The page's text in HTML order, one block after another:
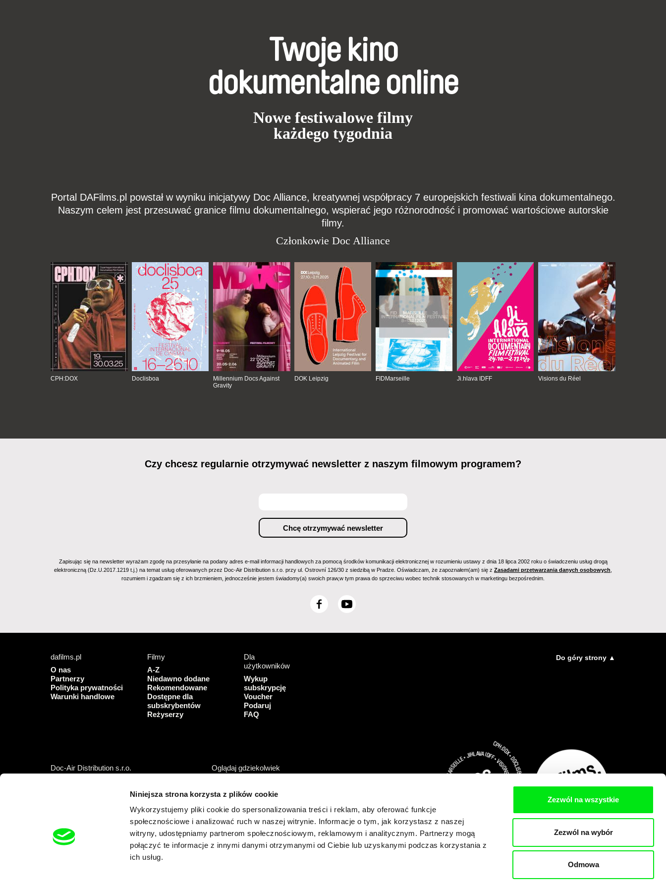
Niniejsza strona korzysta z plików cookie
Wykorzystujemy pliki cookie do spersonalizowania treści i reklam, aby oferować funkcje
społecznościowe i analizować ruch w naszej witrynie. Informacje o tym, jak korzystasz z naszej
witryny, udostępniamy partnerom społecznościowym, reklamowym i analitycznym. Partnerzy mogą
połączyć te informacje z innymi danymi otrzymanymi od Ciebie lub uzyskanymi podczas korzystania z
ich usług.
Zezwól na wszystkie
Zezwól na wybór
Odmowa
Twoje kino
dokumentalne online
Nowe festiwalowe filmy
każdego tygodnia
Portal DAFilms.pl powstał w wyniku inicjatywy Doc Alliance, kreatywnej współpracy 7 europejskich festiwali kina dokumentalnego.
Naszym celem jest przesuwać granice filmu dokumentalnego, wspierać jego różnorodność i promować wartościowe autorskie
filmy.
Członkowie Doc Alliance
CPH:DOX Doclisboa
Millennium Docs Against
Gravity
DOK Leipzig FIDMarseille Ji.hlava IDFF Visions du Réel
Czy chcesz regularnie otrzymywać newsletter z naszym filmowym programem?
Zapisując się na newsletter wyrażam zgodę na przesyłanie na podany adres e-mail informacji handlowych za pomocą środków komunikacji elektronicznej w rozumieniu ustawy z dnia 18 lipca 2002 roku o świadczeniu usług drogą
elektroniczną (Dz.U.2017.1219 t.j.) na temat usług oferowanych przez Doc-Air Distribution s.r.o. przy ul. Ostrovní 126/30 z siedzibą w Pradze. Oświadczam, że zapoznałem(am) się z Zasadami przetwarzania danych osobowych
rozumiem i zgadzam się z ich brzmieniem, jednocześnie jestem świadomy(a) swoich praw,w tym prawa do sprzeciwu wobec technik stosowanych w marketingu bezpośrednim.
F
Y
dafilms.pl
O nas
Partnerzy
Polityka prywatności
Warunki handlowe
Filmy
A-Z
Niedawno dodane
Rekomendowane
Dostępne dla
subskrybentów
Reżyserzy
Dla
użytkowników
Wykup
subskrypcję
Voucher
Podaruj
FAQ
Do góry strony ▲
Doc-Air Distribution s.r.o.
Tel.: +420 777 613 094 (pon.–pt 9:00–16:00)
info@dafilms.com
Oglądaj gdziekolwiek